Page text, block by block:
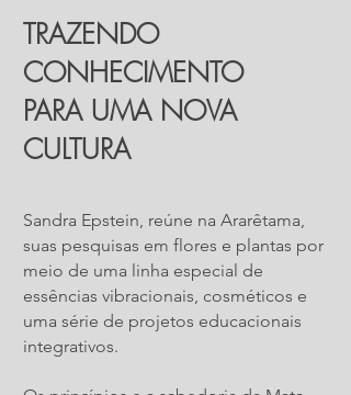
TRAZENDO
CONHECIMENTO
PARA UMA NOVA
CULTURA
Sandra Epstein, reúne na Ararêtama,
suas pesquisas em flores e plantas por
meio de uma linha especial de
essências vibracionais, cosméticos e
uma série de projetos educacionais
integrativos.